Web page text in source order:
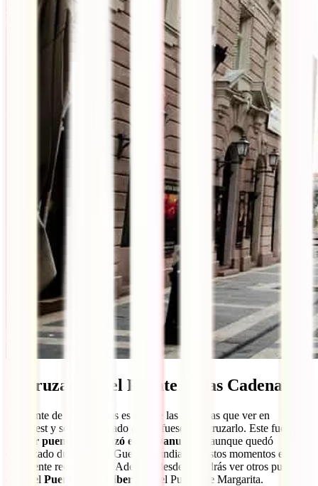
6. Cruzar por el Puente de las Cadenas
El Puente de las Cadenas es una de las insignias que ver en
Budapest y sería un pecado que te fueses sin cruzarlo. Este fue el
primer puente que cruzó el río Danubio
y, aunque quedó
destrozado durante la II Guerra Mundial, en estos momentos está
totalmente reconstruido. Además, desde él podrás ver otros puentes
como el Puente de la Libertad o el Puente de Margarita.